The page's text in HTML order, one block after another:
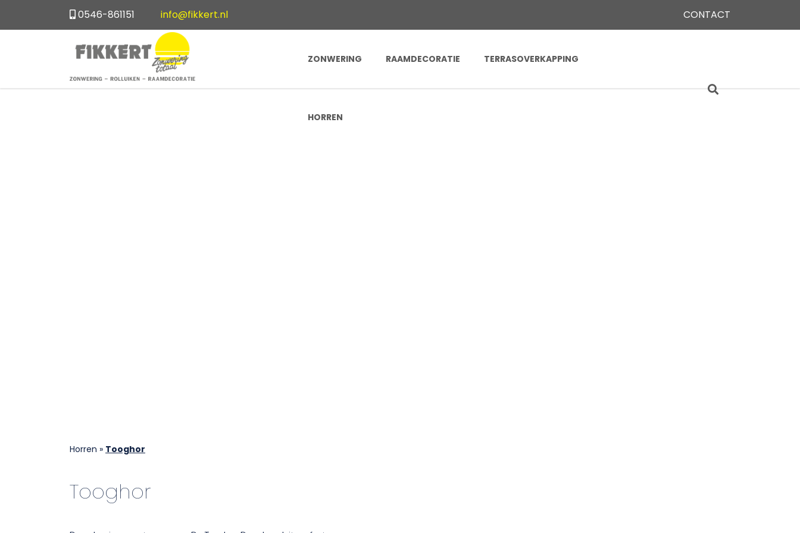
0546-861151 info@fikkert.nl CONTACT
ZONWERING RAAMDECORATIE TERRASOVERKAPPING
HORREN
Horren » Tooghor
Tooghor